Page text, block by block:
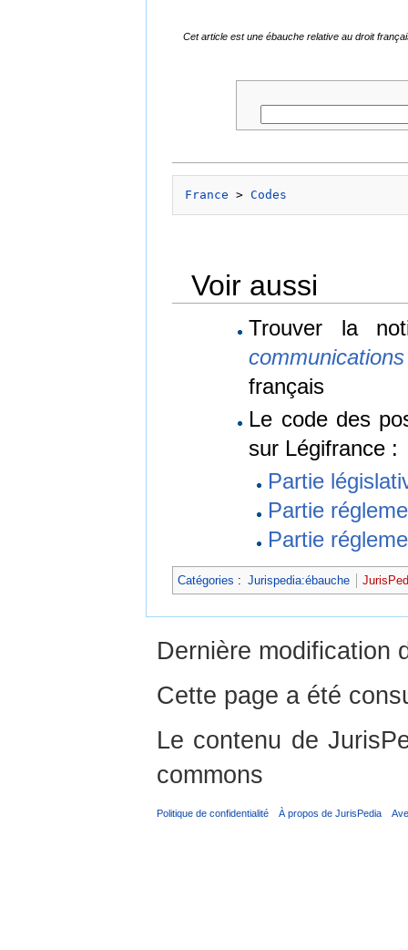
Cet article est une ébauche relative au droit
France > Codes
Voir aussi
Trouver la
français
Le code des
sur Légifrance :
Partie
Partie
Partie
Catégories : Jurispedia:ébauche
Dernière modification
Cette page a été
Le contenu de
commons
Politique de confidentialité À propos de JurisPedia